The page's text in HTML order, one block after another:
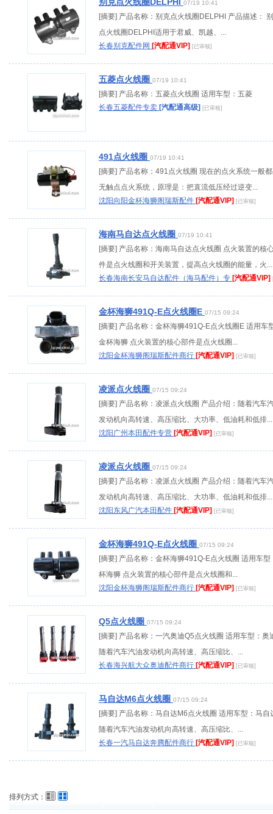
07/19 10:41
[摘要] 产品名称：别克点火线圈DELPHI 产品描述：
点火线圈DELPHI适用于君威、凯越、...
长春别克配件网 [汽配通VIP] [已审核]
五菱点火线圈 07/19 10:41
[摘要] 产品名称：五菱点火线圈 适用车型：五菱
长春五菱配件专卖 [汽配通高级] [已审核]
491点火线圈 07/19 10:41
[摘要] 产品名称：491点火线圈 现在的点火系统一般
无触点点火系统，原理是：把直流低压经过逆变...
沈阳向阳金杯海狮阁瑞斯配件 [汽配通VIP] [已审核]
海南马自达点火线圈 07/19 10:41
[摘要] 产品名称：海南马自达点火线圈 点火装置的核
件是点火线圈和开关装置，提高点火线圈的能量，火...
长春海南长安马自达配件（海马配件）专 [汽配通VIP]
金杯海狮491Q-E点火线圈E 07/15 09:24
[摘要] 产品名称：金杯海狮491Q-E点火线圈E 适用车
金杯海狮 点火装置的核心部件是点火线圈...
沈阳金杯海狮阁瑞斯配件商行 [汽配通VIP] [已审核]
凌派点火线圈 07/15 09:24
[摘要] 产品名称：凌派点火线圈 产品介绍：随着汽车
发动机向高转速、高压缩比、大功率、低油耗和低排...
沈阳广州本田配件专营 [汽配通VIP] [已审核]
凌派点火线圈 07/15 09:24
[摘要] 产品名称：凌派点火线圈 产品介绍：随着汽车
发动机向高转速、高压缩比、大功率、低油耗和低排...
沈阳东风广汽本田配件 [汽配通VIP] [已审核]
金杯海狮491Q-E点火线圈 07/15 09:24
[摘要] 产品名称：金杯海狮491Q-E点火线圈 适用车型
杯海狮 点火装置的核心部件是点火线圈和...
沈阳金杯海狮阁瑞斯配件商行 [汽配通VIP] [已审核]
Q5点火线圈 07/15 09:24
[摘要] 产品名称：一汽奥迪Q5点火线圈 适用车型：奥
随着汽车汽油发动机向高转速、高压缩比、...
长春海兴航大众奥迪配件商行 [汽配通VIP] [已审核]
马自达M6点火线圈 07/15 09:24
[摘要] 产品名称：马自达M6点火线圈 适用车型：马自
随着汽车汽油发动机向高转速、高压缩比、...
长春一汽马自达奔腾配件商行 [汽配通VIP] [已审核]
排列方式：